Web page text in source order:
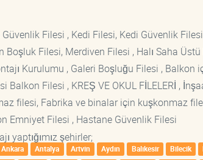
Filesi , Kedi Filesi, Kedi Güvenlik
Filesi, Merdiven Filesi , Halı Saha
Kurulumu , Galeri Boşluğu Filesi ,
Filesi , KREŞ VE OKUL FİLELERİ ,
filesi, Fabrika ve binalar için kuşkonmaz
Emniyet Filesi , Hastane Güvenlik Filesi
yaptığımız şehirler;
Ankara Antalya Artvin Aydın Balıkesir Bilecik